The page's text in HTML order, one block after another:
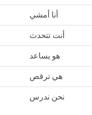
أنا أمشي
أنت تتحدث
هو يساعد
هي ترقص
نحن ندرس